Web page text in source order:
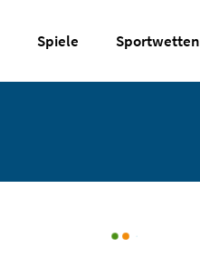
Spiele Sportwetten